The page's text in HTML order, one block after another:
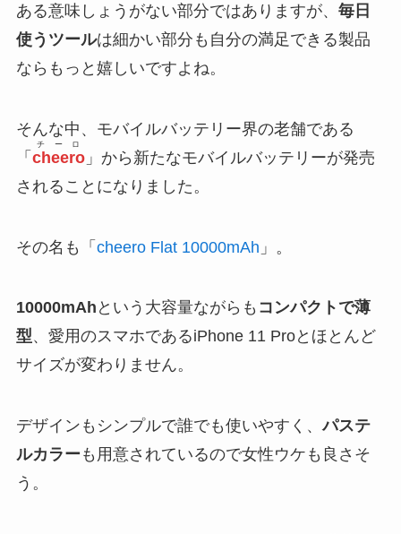
ある意味しょうがない部分ではありますが、 毎日
使うツールは細かい部分も自分の満足できる製品
ならもっと嬉しいですよね。
そんな中、モバイルバッテリー界の老舗である
「 cheero
チーロ
」から新たなモバイルバッテリーが発売
されることになりました。
その名も「 cheero Flat 10000mAh 」。
10000mAh という大容量ながらも コンパクトで薄
型、愛用のスマホであるiPhone 11 Proとほとんど
サイズが変わりません。
デザインもシンプルで誰でも使いやすく、パステ
ルカラー も用意されているので女性ウケも良さそ
う。